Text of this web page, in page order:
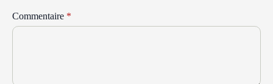
Commentaire *